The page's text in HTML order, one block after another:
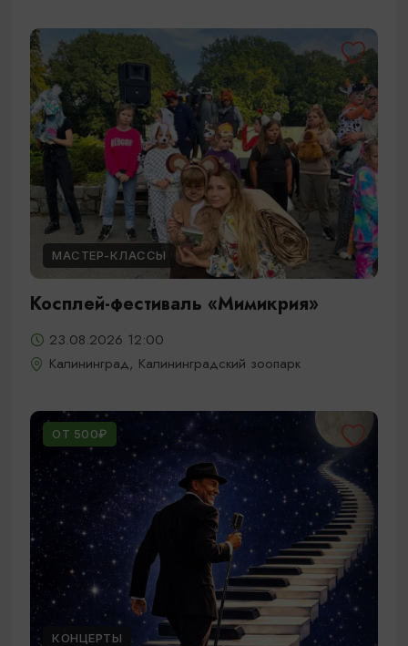
МАСТЕР-КЛАССЫ
Косплей-фестиваль «Мимикрия»
23.08.2026 12:00
Калининград, Калининградский зоопарк
ОТ 500₽
КОНЦЕРТЫ